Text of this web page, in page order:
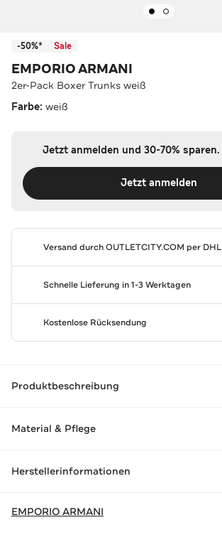
-50%* Sale
EMPORIO ARMANI
2er-Pack Boxer Trunks weiß
Farbe: weiß
Jetzt anmelden und 30-70% sparen.
Jetzt anmelden
Versand durchOUTLETCITY.COM per DHL
Schnelle Lieferung in 1-3 Werktagen
Kostenlose Rücksendung
Produktbeschreibung
Material & Pflege
Herstellerinformationen
EMPORIO ARMANI